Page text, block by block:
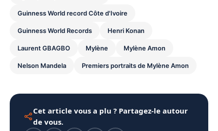
Guinness World record Côte d'Ivoire
Guinness World Records Henri Konan
Laurent GBAGBO Mylène Mylène Amon
Nelson Mandela Premiers portraits de Mylène Amon
Cet article vous a plu ? Partagez-le autour
de vous.